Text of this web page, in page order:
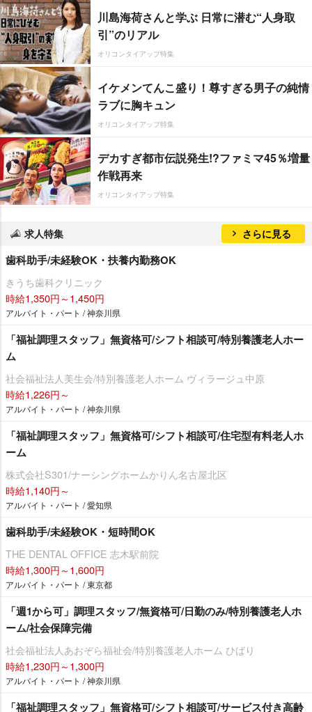
川島海荷さんと学ぶ 日常に潜む“人身取
引”のリアル
オリコンタイアップ特集
イケメンてんこ盛り！尊すぎる男子の純情
ラブに胸キュン
オリコンタイアップ特集
デカすぎ都市伝説発生!?ファミマ45％増量
作戦再来
オリコンタイアップ特集
求人特集 さらに見る
歯科助手/未経験OK・扶養内勤務OK
きうち歯科クリニック
時給1,350円～1,450円
アルバイト・パート / 神奈川県
「福祉調理スタッフ」無資格可/シフト相談可/特別養護老人ホー
ム
社会福祉法人美生会/特別養護老人ホーム ヴィラージュ中原
時給1,226円～
アルバイト・パート / 神奈川県
「福祉調理スタッフ」無資格可/シフト相談可/住宅型有料老人ホ
ーム
株式会社S301/ナーシングホームかりん名古屋北区
時給1,140円～
アルバイト・パート / 愛知県
歯科助手/未経験OK・短時間OK
THE DENTAL OFFICE 志木駅前院
時給1,300円～1,600円
アルバイト・パート / 東京都
「週1から可」調理スタッフ/無資格可/日勤のみ/特別養護老人ホ
ーム/社会保障完備
社会福祉法人あおぞら福祉会/特別養護老人ホーム ひばり
時給1,230円～1,300円
アルバイト・パート / 神奈川県
「福祉調理スタッフ」無資格可/シフト相談可/サービス付き高齢